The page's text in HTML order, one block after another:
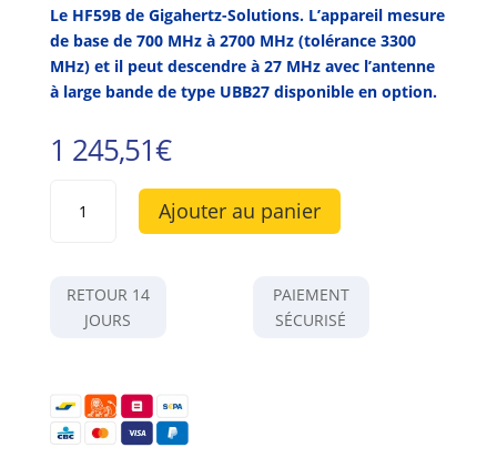
Le HF59B de Gigahertz-Solutions. L’appareil mesure
de base de 700 MHz à 2700 MHz (tolérance 3300
MHz) et il peut descendreà 27 MHz avec l’antenne
à large bande de type UBB27 disponible en option.
1 245,51€
Gigahertz-
Solutions
mesure
professionnelle
des
Ajouter au panier
RETOUR 14
JOURS
PAIEMENT
SÉCURISÉ